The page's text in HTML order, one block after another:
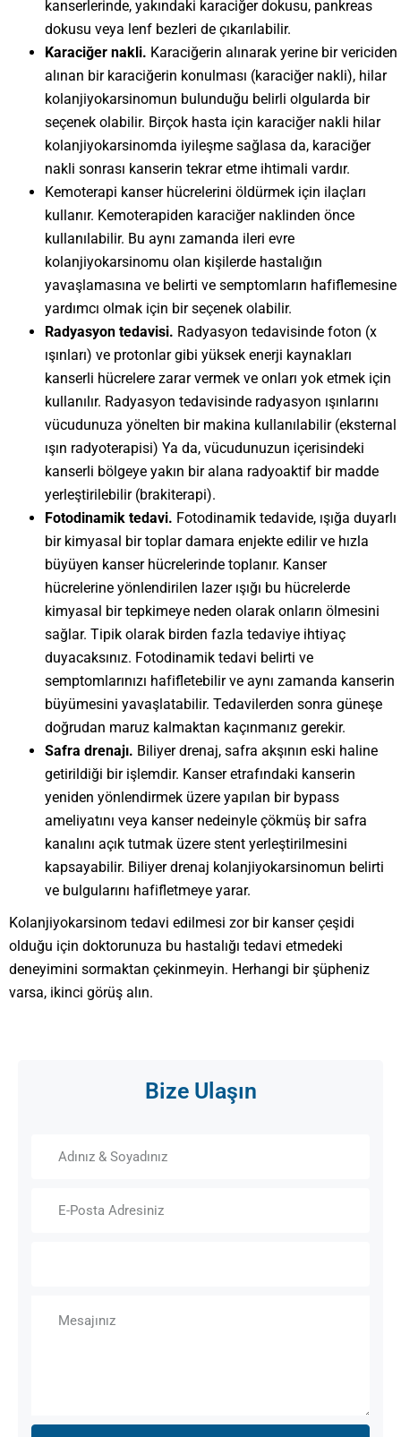
Bize Ulaşın
kanserlerinde, yakındaki karaciğer dokusu, pankreas
dokusu veya lenf bezleri de çıkarılabilir.
Karaciğer nakli. Karaciğerin alınarak yerine bir vericiden
alınan bir karaciğerin konulması (karaciğer nakli), hilar
kolanjiyokarsinomun bulunduğu belirli olgularda bir
seçenek olabilir. Birçok hasta için karaciğer nakli hilar
kolanjiyokarsinomda iyileşme sağlasa da, karaciğer
nakli sonrası kanserin tekrar etme ihtimali vardır.
Kemoterapi kanser hücrelerini öldürmek için ilaçları
kullanır. Kemoterapiden karaciğer naklinden önce
kullanılabilir. Bu aynı zamanda ileri evre
kolanjiyokarsinomu olan kişilerde hastalığın
yavaşlamasına ve belirti ve semptomların hafiflemesine
yardımcı olmak için bir seçenek olabilir.
Radyasyon tedavisi. Radyasyon tedavisinde foton (x
ışınları) ve protonlar gibi yüksek enerji kaynakları
kanserli hücrelere zarar vermek ve onları yok etmek için
kullanılır. Radyasyon tedavisinde radyasyon ışınlarını
vücudunuza yönelten bir makina kullanılabilir (eksternal
ışın radyoterapisi) Ya da, vücudunuzun içerisindeki
kanserli bölgeye yakın bir alana radyoaktif bir madde
yerleştirilebilir (brakiterapi).
Fotodinamik tedavi. Fotodinamik tedavide, ışığa duyarlı
bir kimyasal bir toplar damara enjekte edilir ve hızla
büyüyen kanser hücrelerinde toplanır. Kanser
hücrelerine yönlendirilen lazer ışığı bu hücrelerde
kimyasal bir tepkimeye neden olarak onların ölmesini
sağlar. Tipik olarak birden fazla tedaviye ihtiyaç
duyacaksınız. Fotodinamik tedavi belirti ve
semptomlarınızı hafifletebilir ve aynı zamanda kanserin
büyümesini yavaşlatabilir. Tedavilerden sonra güneşe
doğrudan maruz kalmaktan kaçınmanız gerekir.
Safra drenajı. Biliyer drenaj, safra akşının eski haline
getirildiği bir işlemdir. Kanser etrafındaki kanserin
yeniden yönlendirmek üzere yapılan bir bypass
ameliyatını veya kanser nedeinyle çökmüş bir safra
kanalını açık tutmak üzere stent yerleştirilmesini
kapsayabilir. Biliyer drenaj kolanjiyokarsinomun belirti
ve bulgularını hafifletmeye yarar.
Kolanjiyokarsinom tedavi edilmesi zor bir kanser çeşidi
olduğu için doktorunuza bu hastalığı tedavi etmedeki
deneyimini sormaktan çekinmeyin. Herhangi bir şüpheniz
varsa, ikinci görüş alın.